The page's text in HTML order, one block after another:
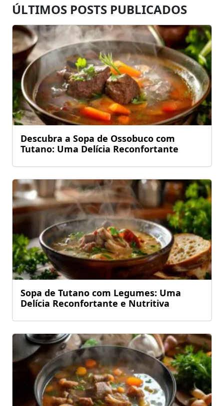
ÚLTIMOS POSTS PUBLICADOS
Descubra a Sopa de Ossobuco com
Tutano: Uma Delícia Reconfortante
Sopa de Tutano com Legumes: Uma
Delícia Reconfortante e Nutritiva